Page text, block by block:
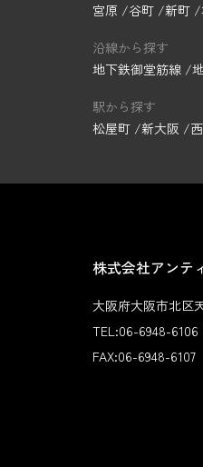
宮原
谷町 新町
沿線から探す
地下鉄御堂筋線
駅から探す
松屋町 新大阪
株式会社アンテ
大阪府大阪市北区
TEL:06-6948-6106
FAX:06-6948-6107